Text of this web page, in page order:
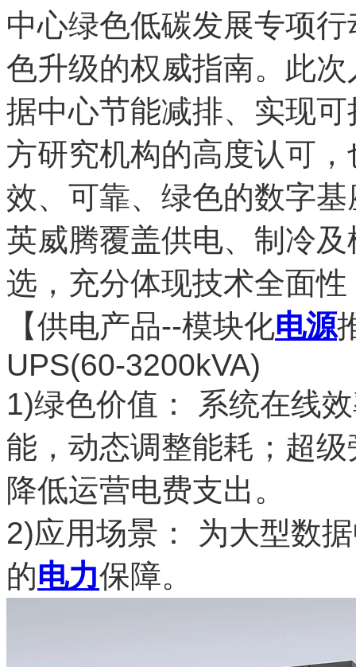
中心绿色低碳发展专项
色升级的权威指南。此
据中心节能减排、实现
方研究机构的高度认可
效、可靠、绿色的数字
英威腾覆盖供电、制冷
选，充分体现技术全面性
【供电产品--模块化电源
UPS(60-3200kVA)
1)绿色价值： 系统在线
能，动态调整能耗；超
降低运营电费支出。
2)应用场景： 为大型数
的电力保障。